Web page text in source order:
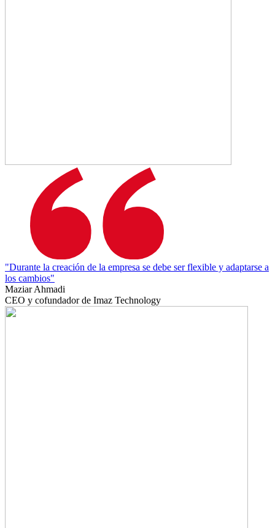
"Durante la creación de la empresa se debe ser flexible y adaptarse a
los cambios"
Maziar Ahmadi
CEO y cofundador de Imaz Technology